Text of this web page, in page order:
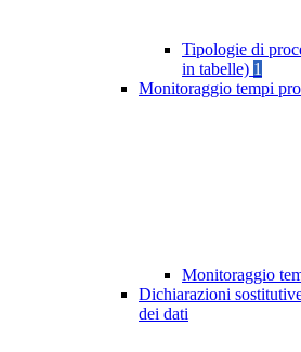
Tipologie di
in tabelle) 1
Monitoraggio tempi
Monitoraggio
Dichiarazioni
dei dati